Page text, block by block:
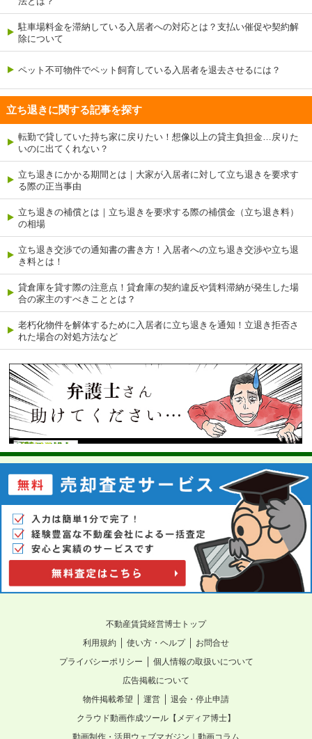
駐車場料金を滞納している入居者への対応とは？支払い催促や契約解
除について
ペット不可物件でペット飼育している入居者を退去させるには？
立ち退きに関する記事を探す
転勤で貸していた持ち家に戻りたい！想像以上の貸主負担金…戻りた
いのに出てくれない？
立ち退きにかかる期間とは｜大家が入居者に対して立ち退きを要求す
る際の正当事由
立ち退きの補償とは｜立ち退きを要求する際の補償金（立ち退き料）
の相場
立ち退き交渉での通知書の書き方！入居者への立ち退き交渉や立ち退
き料とは！
貸倉庫を貸す際の注意点！貸倉庫の契約違反や賃料滞納が発生した場
合の家主のすべきこととは？
老朽化物件を解体するために入居者に立ち退きを通知！立退き拒否さ
れた場合の対処方法など
不動産賃貸経営博士トップ
利用規約 ｜ 使い方・ヘルプ｜ お問合せ
プライバシーポリシー ｜ 個人情報の取扱いについて
広告掲載について
物件掲載希望 ｜ 運営 ｜ 退会・停止申請
クラウド動画作成ツール【メディア博士】
動画制作・活用ウェブマガジン｜動画コラム